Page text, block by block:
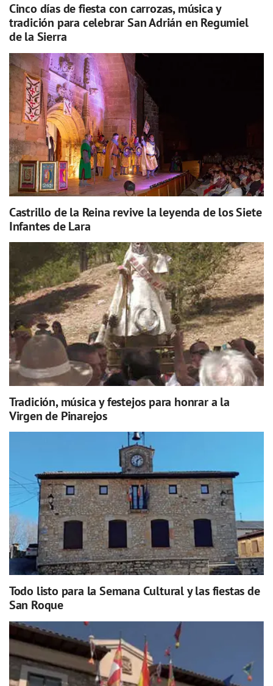
Cinco días de fiesta con carrozas, música y
tradición para celebrar San Adrián en Regumiel
de la Sierra
Castrillo de la Reina revive la leyenda de los Siete
Infantes de Lara
Tradición, música y festejos para honrar a la
Virgen de Pinarejos
Todo listo para la Semana Cultural y las fiestas de
San Roque